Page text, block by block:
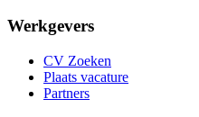
Werkgevers
CV Zoeken
Plaats vacature
Partners